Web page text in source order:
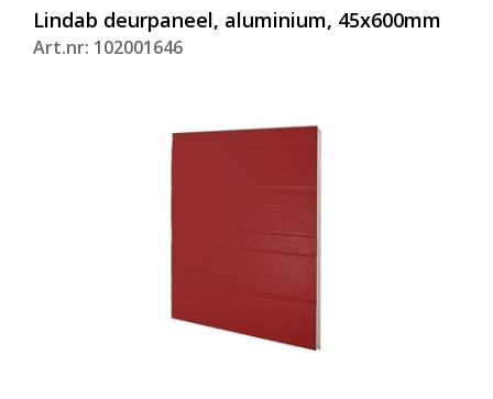
Lindab deurpaneel, aluminium, 45x600mm
Art.nr: 102001646